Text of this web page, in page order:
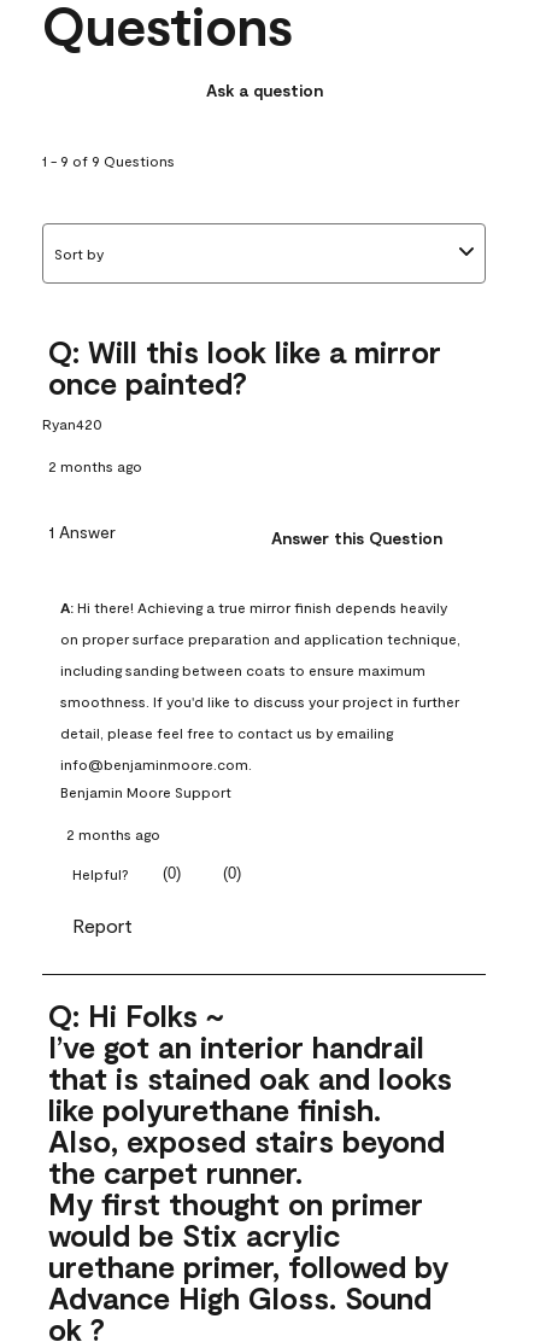
Questions
Ask a question
1 - 9 of 9 Questions
Sort by
Q: Will this look like a mirror
once painted?
Ryan420
2 months ago
1 Answer Answer this Question
A: Hi there! Achieving a true mirror finish depends heavily
on proper surface preparation and application technique,
including sanding between coats to ensure maximum
smoothness. If you'd like to discuss your project in further
detail, please feel free to contact us by emailing
info@benjaminmoore.com.
Benjamin Moore Support
2 months ago
Helpful? (0) (0)
Report
Q: Hi Folks ~
I’ve got an interior handrail
that is stained oak and looks
like polyurethane finish.
Also, exposed stairs beyond
the carpet runner.
My first thought on primer
would be Stix acrylic
urethane primer, followed by
Advance High Gloss. Sound
ok ?